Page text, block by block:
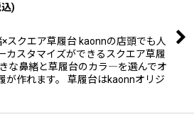
)
スクエア草履台 kaonnの店頭でも人
カスタマイズができるスクエア草履
な鼻緒と草履台のカラ―を選んでオ
が作れます。 草履台はkaonnオリジ